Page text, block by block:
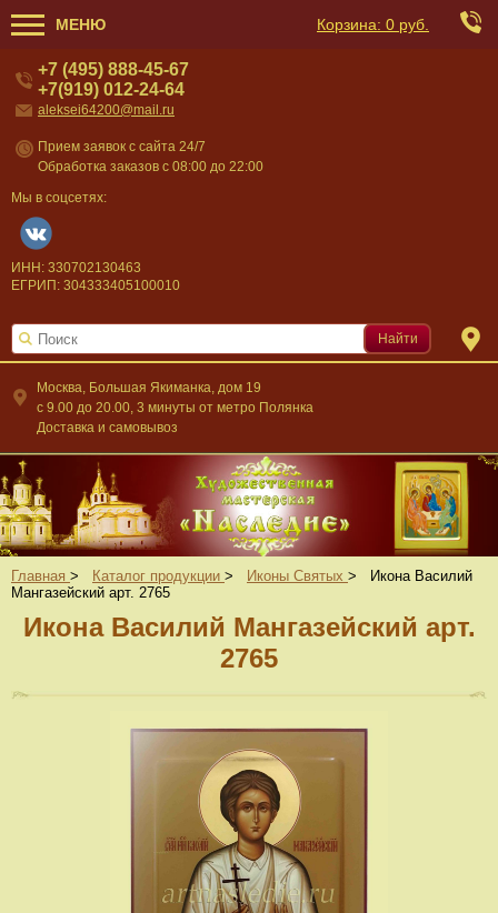
МЕНЮ Корзина: 0 руб.
Москва, Большая Якиманка, дом 19
c 9.00 до 20.00, 3 минуты от метро Полянка
Доставка и самовывоз
+7 (495) 888-45-67
+7(919) 012-24-64
aleksei64200@mail.ru
Прием заявок с сайта 24/7
Обработка заказов с 08:00 до 22:00
Мы в соцсетях:
ИНН: 330702130463
ЕГРИП: 304333405100010
Найти
Главная > Каталог продукции > Иконы Святых >
Икона Василий
Мангазейский арт. 2765
Икона Василий Мангазейский арт.
2765